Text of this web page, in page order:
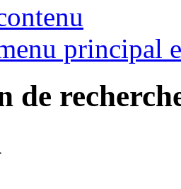
principal
de